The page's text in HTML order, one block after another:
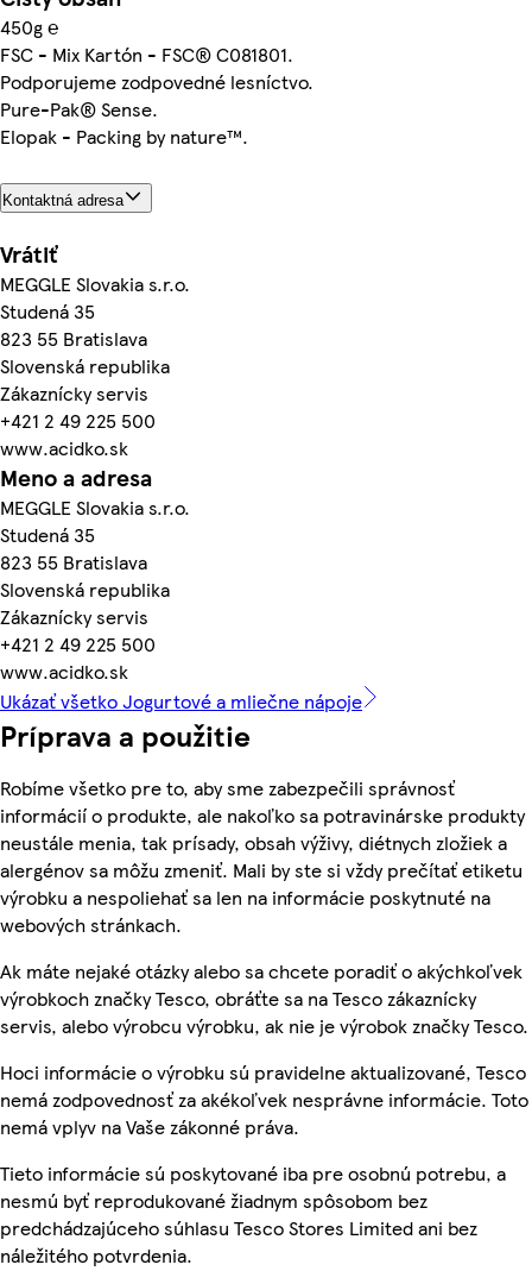
450g ℮
FSC - Mix Kartón - FSC® C081801.
Podporujeme zodpovedné lesníctvo.
Pure-Pak® Sense.
Elopak - Packing by nature™.
Kontaktná adresa
Vrátiť
MEGGLE Slovakia s.r.o.
Studená 35
823 55 Bratislava
Slovenská republika
Zákaznícky servis
+421 2 49 225 500
www.acidko.sk
Meno a adresa
MEGGLE Slovakia s.r.o.
Studená 35
823 55 Bratislava
Slovenská republika
Zákaznícky servis
+421 2 49 225 500
www.acidko.sk
Ukázať všetko Jogurtové a mliečne nápoje
Príprava a použitie
Robíme všetko pre to, aby sme zabezpečili správnosť
informácií o produkte, ale nakoľko sa potravinárske produkty
neustále menia, tak prísady, obsah výživy, diétnych zložiek a
alergénov sa môžu zmeniť. Mali by ste si vždy prečítať etiketu
výrobku a nespoliehať sa len na informácie poskytnuté na
webových stránkach.
Ak máte nejaké otázky alebo sa chcete poradiť o akýchkoľvek
výrobkoch značky Tesco, obráťte sa na Tesco zákaznícky
servis, alebo výrobcu výrobku, ak nie je výrobok značky Tesco.
Hoci informácie o výrobku sú pravidelne aktualizované, Tesco
nemá zodpovednosť za akékoľvek nesprávne informácie. Toto
nemá vplyv na Vaše zákonné práva.
Tieto informácie sú poskytované iba pre osobnú potrebu, a
nesmú byť reprodukované žiadnym spôsobom bez
predchádzajúceho súhlasu Tesco Stores Limited ani bez
náležitého potvrdenia.